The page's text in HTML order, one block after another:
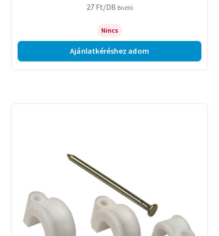
27 Ft/DB Bruttó
Nincs
Ajánlatkéréshez adom